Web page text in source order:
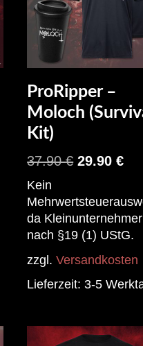
ProRipper –
Moloch
Kit)
37.90€ 29.90€
Kein
da Kleinunternehmer
nach §19 (1) UStG.
zzgl.Versandkosten
Lieferzeit:3-5